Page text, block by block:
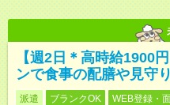
【週2日＊高時給1900
ンで食事の配膳や見守
派遣 ブランクOK WEB登録・